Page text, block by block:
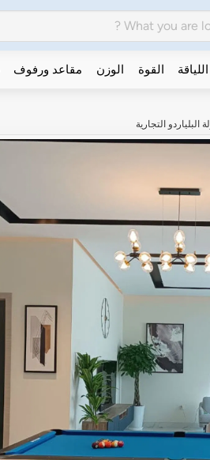
اللياقة القوة الوزن مقاعد ورفوف